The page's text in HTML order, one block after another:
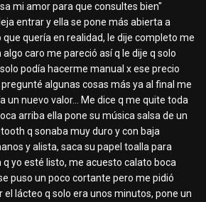
mi amor para que consultes bien"
entrar y ella se pone más abierta a
quería en realidad, le dije completo me
caro me pareció así q le dije q solo
podía hacerme manual x ese precio
algunas cosas más ya al final me
un nuevo valor... Me dice q me quite toda
arriba ella pone su música salsa de un
q sonaba muy duro y con baja
y alista, saca su papel toalla para
q yo esté listo, me acuesto calato boca
puso un poco cortante pero me pidió
lácteo q solo era unos minutos, pone un